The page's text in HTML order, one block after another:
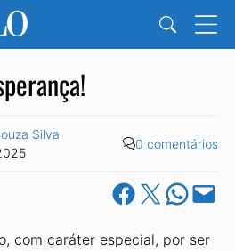
Silva
0 comentários
Share on Facebook
Share on X Share on
Email this
com caráter especial, por ser